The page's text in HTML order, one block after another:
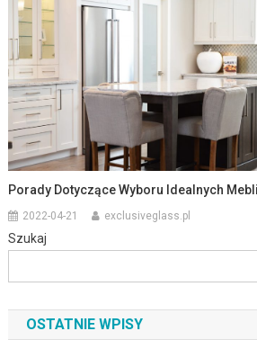
Porady Dotyczące Wyboru Idealnych
2022-04-21 exclusiveglass.pl
Szukaj
OSTATNIE WPISY